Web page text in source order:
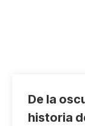
De la
historia